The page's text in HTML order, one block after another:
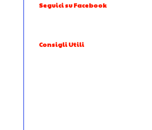
Seguici su Facebook
Consigli Utili